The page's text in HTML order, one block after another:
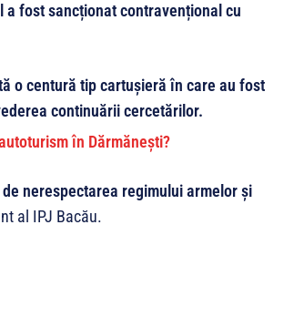
fost sancționat contravențional cu
o centură tip cartușieră în care au fost
continuării cercetărilor.
nerespectarea regimului armelor și
al IPJ Bacău.